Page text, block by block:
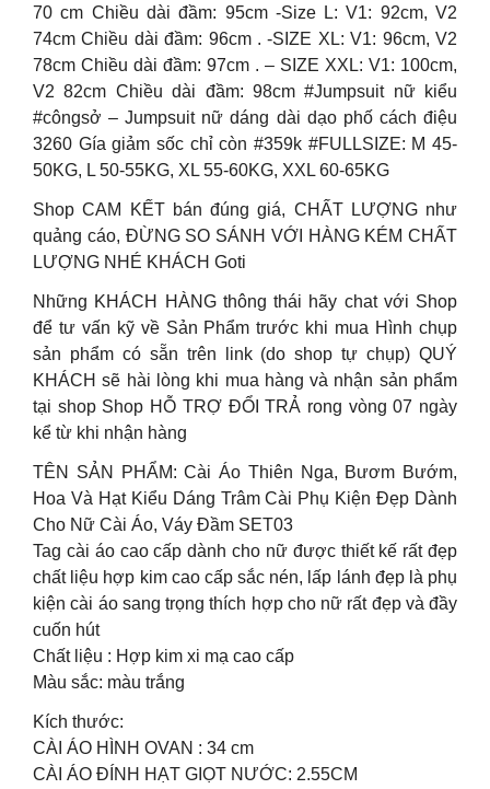
70 cm Chiều dài đầm: 95cm -Size L: V1: 92cm, V2
74cm Chiều dài đầm: 96cm . -SIZE XL: V1: 96cm, V2
78cm Chiều dài đầm: 97cm . – SIZE XXL: V1: 100cm,
V2 82cm Chiều dài đầm: 98cm #Jumpsuit nữ kiểu
#côngsở – Jumpsuit nữ dáng dài dạo phố cách điệu
3260 Gía giảm sốc chỉ còn #359k #FULLSIZE: M 45-
50KG, L 50-55KG, XL 55-60KG, XXL 60-65KG
Shop CAM KẾT bán đúng giá, CHẤT LƯỢNG như
quảng cáo, ĐỪNG SO SÁNH VỚI HÀNG KÉM CHẤT
LƯỢNG NHÉ KHÁCH Goti
Những KHÁCH HÀNG thông thái hãy chat với Shop
để tư vấn kỹ về Sản Phẩm trước khi mua Hình chụp
sản phẩm có sẵn trên link (do shop tự chụp) QUÝ
KHÁCH sẽ hài lòng khi mua hàng và nhận sản phẩm
tại shop Shop HỖ TRỢ ĐỔI TRẢ rong vòng 07 ngày
kể từ khi nhận hàng
TÊN SẢN PHẨM: Cài Áo Thiên Nga, Bươm Bướm,
Hoa Và Hạt Kiểu Dáng Trâm Cài Phụ Kiện Đẹp Dành
Cho Nữ Cài Áo, Váy Đầm SET03
Tag cài áo cao cấp dành cho nữ được thiết kế rất đẹp
chất liệu hợp kim cao cấp sắc nén, lấp lánh đẹp là phụ
kiện cài áo sang trọng thích hợp cho nữ rất đẹp và đầy
cuốn hút
Chất liệu : Hợp kim xi mạ cao cấp
Màu sắc: màu trắng
Kích thước:
CÀI ÁO HÌNH OVAN : 34 cm
CÀI ÁO ĐÍNH HẠT GIỌT NƯỚC: 2.55CM